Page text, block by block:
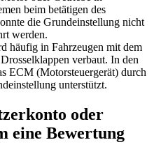
beim betätigen des
die Grundeinstellung nicht
werden.
häufig in Fahrzeugen mit dem
verbaut. In den
ECM (Motorsteuergerät) durch
unterstützt.
oder
eine Bewertung